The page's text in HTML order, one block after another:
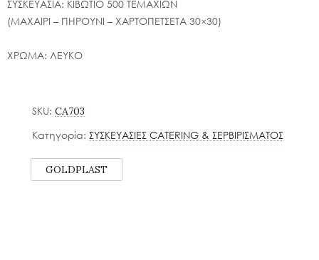
ΣΥΣΚΕΥΑΣΙΑ: ΚΙΒΩΤΙΟ 500 ΤΕΜΑΧΙΩΝ
(ΜΑΧΑΙΡΙ – ΠΗΡΟΥΝΙ – ΧΑΡΤΟΠΕΤΣΕΤΑ 30×30)
ΧΡΩΜΑ: ΛΕΥΚΟ
SKU: CA703
Κατηγορία: ΣΥΣΚΕΥΑΣΙΕΣ CATERING & ΣΕΡΒΙΡΙΣΜΑΤΟΣ
GOLDPLAST